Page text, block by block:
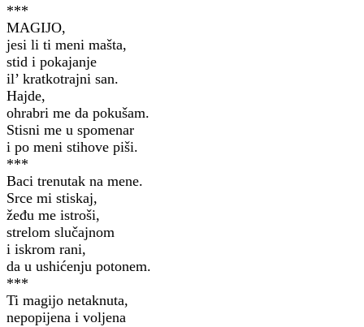
***
MAGIJO,
jesi li ti meni mašta,
stid i pokajanje
il’ kratkotrajni san.
Hajde,
ohrabri me da pokušam.
Stisni me u spomenar
i po meni stihove piši.
***
Baci trenutak na mene.
Srce mi stiskaj,
žeđu me istroši,
strelom slučajnom
i iskrom rani,
da u ushićenju potonem.
***
Ti magijo netaknuta,
nepopijena i voljena